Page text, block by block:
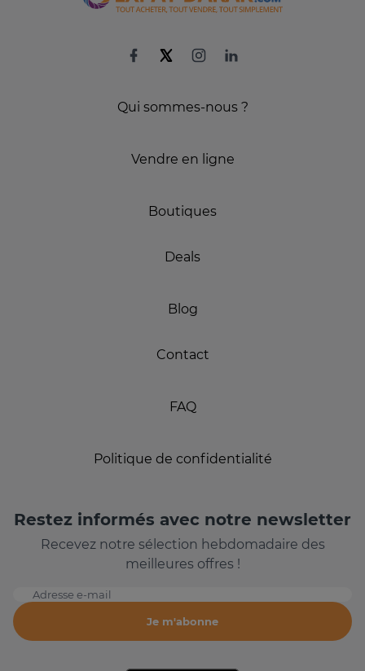
Qui sommes-nous ?
Vendre en ligne
Boutiques
Deals
Blog
Contact
FAQ
Politique de confidentialité
Restez informés avec notre newsletter
Recevez notre sélection hebdomadaire des
meilleures offres !
Adresse e-mail
Je m'abonne